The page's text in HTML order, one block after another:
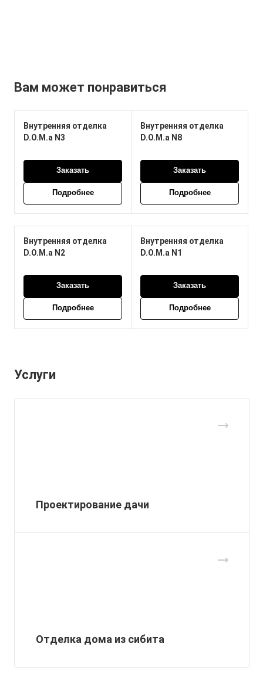
Вам может понравиться
Внутренняя отделка
D.O.M.а N3
Заказать
Подробнее
Внутренняя отделка
D.O.M.а N8
Заказать
Подробнее
Внутренняя отделка
D.O.M.а N2
Заказать
Подробнее
Внутренняя отделка
D.O.M.а N1
Заказать
Подробнее
Услуги
Проектирование дачи
Отделка дома из сибита